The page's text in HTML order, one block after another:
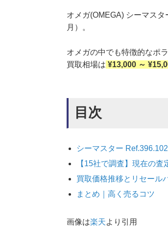
オメガ(OMEGA) シーマス
月）。
オメガの中でも特徴的なポ
買取相場は ¥13,000 ～
目次
シーマスター
【15社で調査】現在の査
買取価格推移とリセール
まとめ｜高く売るコツ
画像は楽天より引用